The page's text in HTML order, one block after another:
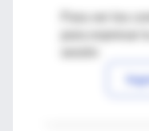
Para ver los